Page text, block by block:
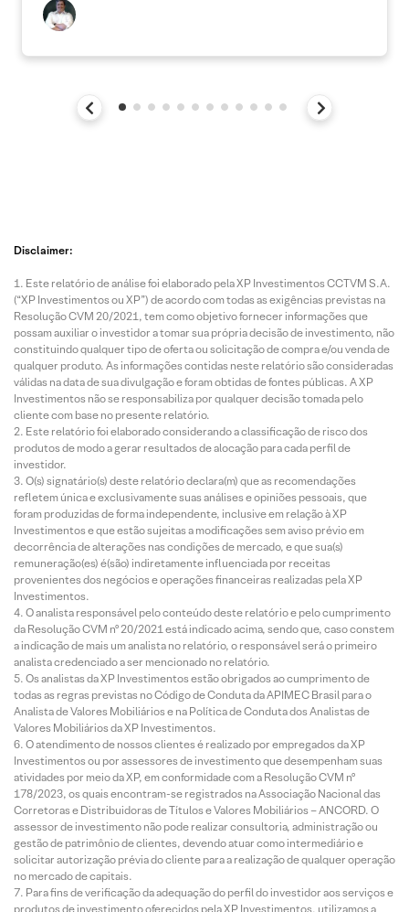
Disclaimer:
Este relatório de análise foi elaborado pela XP Investimentos CCTVM S.A.
(“XP Investimentos ou XP”) de acordo com todas as exigências previstas na
Resolução CVM 20/2021, tem como objetivo fornecer informações que
possam auxiliar o investidor a tomar sua própria decisão de investimento, não
constituindo qualquer tipo de oferta ou solicitação de compra e/ou venda de
qualquer produto. As informações contidas neste relatório são consideradas
válidas na data de sua divulgação e foram obtidas de fontes públicas. A XP
Investimentos não se responsabiliza por qualquer decisão tomada pelo
cliente com base no presente relatório.
Este relatório foi elaborado considerando a classificação de risco dos
produtos de modo a gerar resultados de alocação para cada perfil de
investidor.
O(s) signatário(s) deste relatório declara(m) que as recomendações
refletem única e exclusivamente suas análises e opiniões pessoais, que
foram produzidas de forma independente, inclusive em relação à XP
Investimentos e que estão sujeitas a modificações sem aviso prévio em
decorrência de alterações nas condições de mercado, e que sua(s)
remuneração(es) é(são) indiretamente influenciada por receitas
provenientes dos negócios e operações financeiras realizadas pela XP
Investimentos.
O analista responsável pelo conteúdo deste relatório e pelo cumprimento
da Resolução CVM nº 20/2021 está indicado acima, sendo que, caso constem
a indicação de mais um analista no relatório, o responsável será o primeiro
analista credenciado a ser mencionado no relatório.
Os analistas da XP Investimentos estão obrigados ao cumprimento de
todas as regras previstas no Código de Conduta da APIMEC Brasil para o
Analista de Valores Mobiliários e na Política de Conduta dos Analistas de
Valores Mobiliários da XP Investimentos.
O atendimento de nossos clientes é realizado por empregados da XP
Investimentos ou por assessores de investimento que desempenham suas
atividades por meio da XP, em conformidade com a Resolução CVM nº
178/2023, os quais encontram-se registrados na Associação Nacional das
Corretoras e Distribuidoras de Títulos e Valores Mobiliários – ANCORD. O
assessor de investimento não pode realizar consultoria, administração ou
gestão de patrimônio de clientes, devendo atuar como intermediário e
solicitar autorização prévia do cliente para a realização de qualquer operação
no mercado de capitais.
Para fins de verificação da adequação do perfil do investidor aos serviços e
produtos de investimento oferecidos pela XP Investimentos, utilizamos a